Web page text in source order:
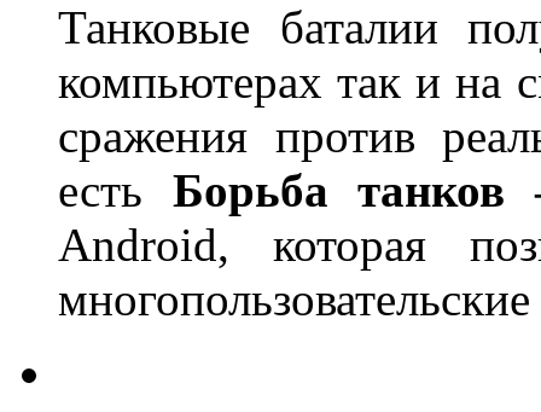
Танковые баталии
компьютерах так и на
сражения против
есть Борьба танков
Android, которая